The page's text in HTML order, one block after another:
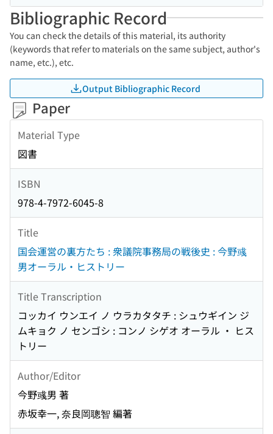
Bibliographic Record
You can check the details of this material, its authority
(keywords that refer to materials on the same subject, author's
name, etc.), etc.
Output Bibliographic Record
Paper
Material Type
図書
ISBN
978-4-7972-6045-8
Title
国会運営の裏方たち : 衆議院事務局の戦後史 : 今野彧
男オーラル・ヒストリー
Title Transcription
コッカイ ウンエイ ノ ウラカタタチ : シュウギイン ジ
ムキョク ノ センゴシ : コンノ シゲオ オーラル ・ ヒス
トリー
Author/Editor
今野彧男 著
赤坂幸一, 奈良岡聰智 編著